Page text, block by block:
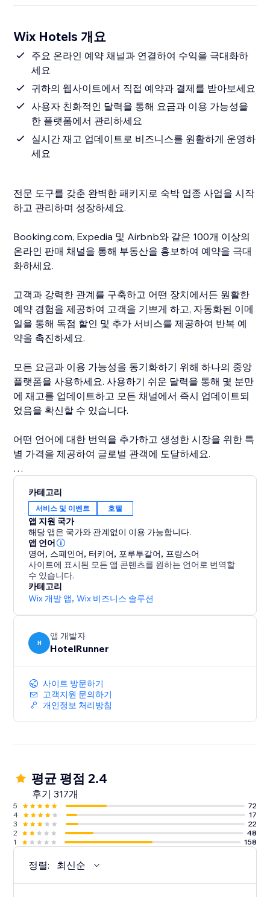
Wix Hotels 개요
주요 온라인 예약 채널과 연결하여 수익을 극대화하
세요
귀하의 웹사이트에서 직접 예약과 결제를 받아보세요
사용자 친화적인 달력을 통해 요금과 이용 가능성을
한 플랫폼에서 관리하세요
실시간 재고 업데이트로 비즈니스를 원활하게 운영하
세요
전문 도구를 갖춘 완벽한 패키지로 숙박 업종 사업을 시작
하고 관리하며 성장하세요.
Booking.com, Expedia 및 Airbnb와 같은 100개 이상의
온라인 판매 채널을 통해 부동산을 홍보하여 예약을 극대
화하세요.
고객과 강력한 관계를 구축하고 어떤 장치에서든 원활한
예약 경험을 제공하여 고객을 기쁘게 하고, 자동화된 이메
일을 통해 독점 할인 및 추가 서비스를 제공하여 반복 예
약을 촉진하세요.
모든 요금과 이용 가능성을 동기화하기 위해 하나의 중앙
플랫폼을 사용하세요. 사용하기 쉬운 달력을 통해 몇 분만
에 재고를 업데이트하고 모든 채널에서 즉시 업데이트되
었음을 확신할 수 있습니다.
어떤 언어에 대한 번역을 추가하고 생성한 시장을 위한 특
별 가격을 제공하여 글로벌 관객에 도달하세요.
서 도움을 드릴 준비가 되어 있습니다.
카테고리
서비스 및 이벤트 호텔
앱 지원 국가
해당 앱은 국가와 관계없이 이용 가능합니다.
앱 언어
영어, 스페인어, 터키어, 포루투갈어, 프랑스어
사이트에 표시된 모든 앱 콘텐츠를 원하는 언어로 번역할
수 있습니다.
카테고리
Wix 개발 앱,Wix 비즈니스 솔루션
H
앱 개발자
HotelRunner
사이트 방문하기
고객지원 문의하기
개인정보 처리방침
평균 평점 2.4
후기 317개
5
72
4
17
3
22
2
48
1
158
정렬: 최신순